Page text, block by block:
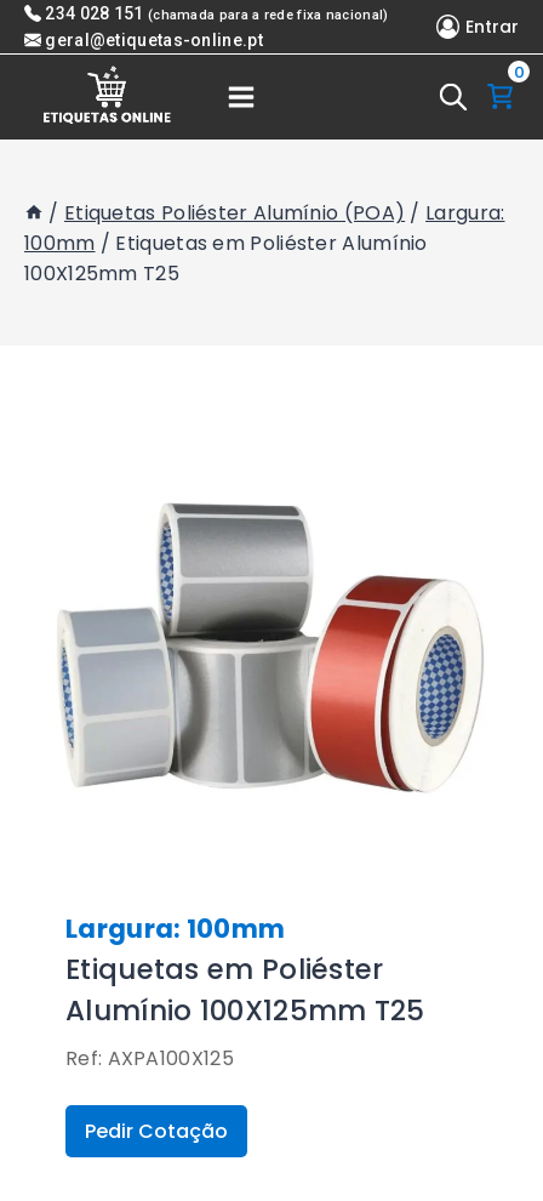
Skip 234 028 151 (chamada para a rede fixa nacional)
geral@etiquetas-online.pt
Entrar
0
/ Etiquetas Poliéster Alumínio (POA) / Largura:
100mm / Etiquetas em Poliéster Alumínio
100X125mm T25
Largura: 100mm
Etiquetas em Poliéster
Alumínio 100X125mm T25
Ref: AXPA100X125
Pedir Cotação